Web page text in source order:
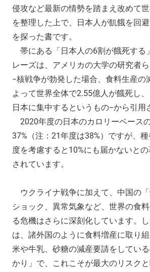
侵攻など最新の情勢を踏まえ改めて
を整理した上で、日本人が飢餓を回
を探った書です。
帯にある「日本人の6割が餓死する
レーズは、アメリカの大学の研究者
−核戦争が勃発した場合、食料生産の
よって世界全体で2.55億人が餓死し
日本に集中するというもの−から引用
2020年度の日本のカロリーベース
37%（注：21年度は38%）ですが、
度を考慮すると10%にも届かないと
されています。
ウクライナ戦争に加えて、中国の
ショック、異常気象など、世界の食
る危機はさらに深刻化しています。
は、諸外国のように食料増産に取り
米や牛乳、砂糖の減産要請をしてい
かり」で、これこそが最大のリスクと